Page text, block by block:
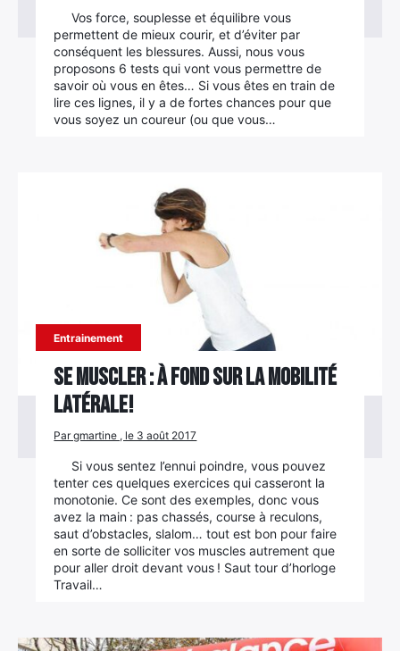
Vos force, souplesse et équilibre vous
permettent de mieux courir, et d’éviter par
conséquent les blessures. Aussi, nous vous
proposons 6 tests qui vont vous permettre de
savoir où vous en êtes… Si vous êtes en train de
lire ces lignes, il y a de fortes chances pour que
vous soyez un coureur (ou que vous…
Entrainement
Se muscler : à fond sur la mobilité
latérale!
Par gmartine , le 3 août 2017
Si vous sentez l’ennui poindre, vous pouvez
tenter ces quelques exercices qui casseront la
monotonie. Ce sont des exemples, donc vous
avez la main : pas chassés, course à reculons,
saut d’obstacles, slalom… tout est bon pour faire
en sorte de solliciter vos muscles autrement que
pour aller droit devant vous ! Saut tour d’horloge
Travail…